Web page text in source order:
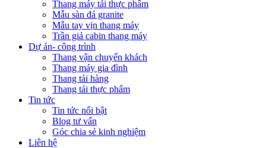
Thang máy tải thực phẩm
Mẫu sàn đá granite
Mẫu tay vịn thang máy
Trần giả cabin thang máy
Dự án- công trình
Thang vận chuyển khách
Thang máy gia đình
Thang tải hàng
Thang tải thực phẩm
Tin tức
Tin tức nổi bật
Blog tư vấn
Góc chia sẻ kinh nghiệm
Liên hệ